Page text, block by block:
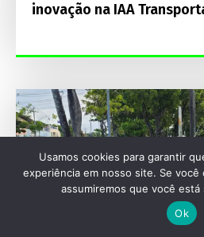
inovação na IAA
Usamos cookies para garantir
experiência em nosso site. Se
assumiremos que você
Ok